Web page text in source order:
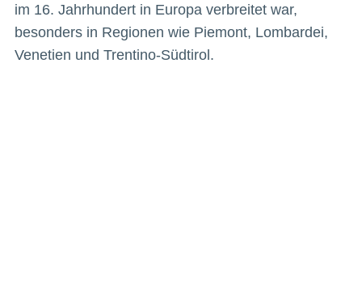
im 16. Jahrhundert in Europa verbreitet war,
besonders in Regionen wie Piemont, Lombardei,
Venetien und Trentino-Südtirol.